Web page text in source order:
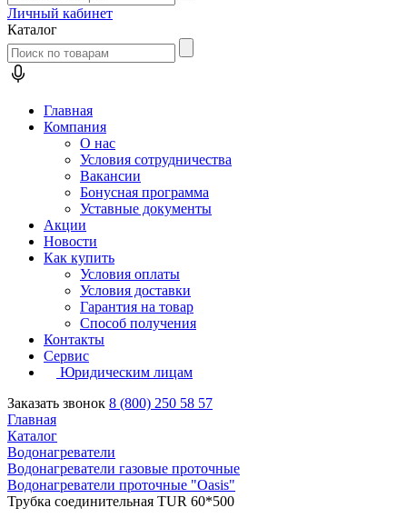
Личный кабинет
Каталог
Главная
Компания
О нас
Условия сотрудничества
Вакансии
Бонусная программа
Уставные документы
Акции
Новости
Как купить
Условия оплаты
Условия доставки
Гарантия на товар
Способ получения
Контакты
Сервис
Юридическим лицам
Заказать звонок 8 (800) 250 58 57
Главная
Каталог
Водонагреватели
Водонагреватели газовые проточные
Водонагреватели проточные "Oasis"
Трубка соединительная TUR 60*500